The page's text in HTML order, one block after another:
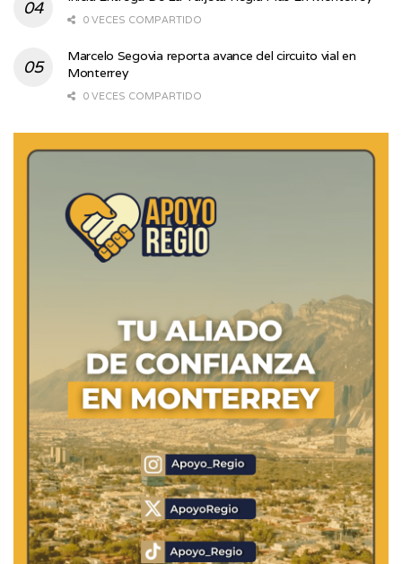
0 VECES COMPARTIDO
Marcelo Segovia reporta avance del circuito vial en
Monterrey
0 VECES COMPARTIDO